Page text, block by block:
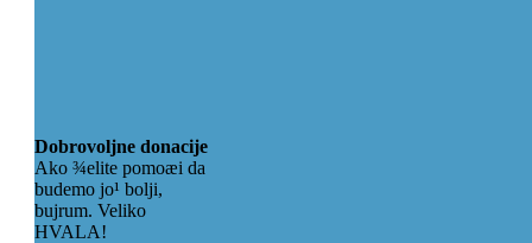
Dobrovoljne donacije
Ako ¾elite pomoæi da
budemo jo¹ bolji,
bujrum. Veliko
HVALA!